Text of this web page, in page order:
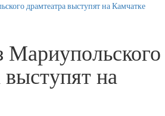
драмтеатра выступят на Камчатке
на